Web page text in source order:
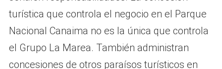
turística que controla el negocio en el Parque
Nacional Canaima no es la única que controla
el Grupo La Marea. También administran
concesiones de otros paraísos turísticos en